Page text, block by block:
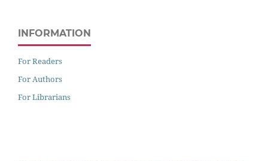
INFORMATION
For Readers
For Authors
For Librarians